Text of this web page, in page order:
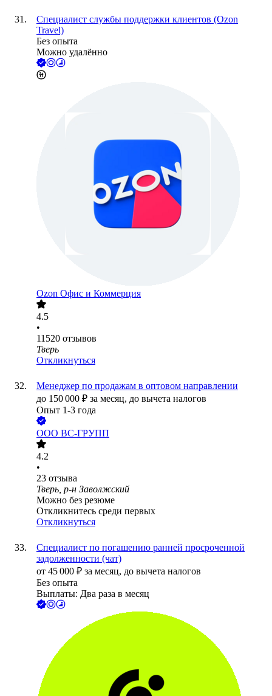
Специалист службы поддержки клиентов (Ozon
Travel)
Без опыта
Можно удалённо
Ozon Офис и Коммерция
4.5
•
11520 отзывов
Тверь
Откликнуться
Менеджер по продажам в оптовом направлении
до 150 000 ₽ за месяц, до вычета налогов
Опыт 1-3 года
ООО ВС-ГРУПП
4.2
•
23 отзыва
Тверь, р-н Заволжский
Можно без резюме
Откликнитесь среди первых
Откликнуться
Специалист по погашению ранней просроченной
задолженности (чат)
от 45 000 ₽ за месяц, до вычета налогов
Без опыта
Выплаты: Два раза в месяц